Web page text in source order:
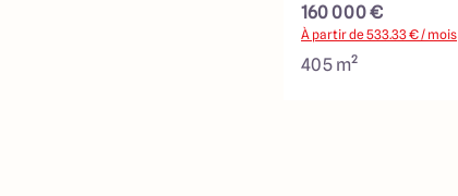
160 000 €
À partir de533.33€ / mois
405 m²